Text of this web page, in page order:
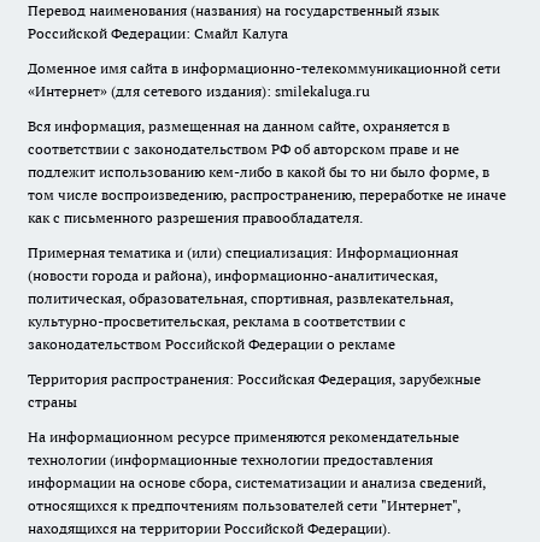
Перевод наименования (названия) на государственный язык
Российской Федерации: Смайл Калуга
Доменное имя сайта в информационно-телекоммуникационной сети
«Интернет» (для сетевого издания): smilekaluga.ru
Вся информация, размещенная на данном сайте, охраняется в
соответствии с законодательством РФ об авторском праве и не
подлежит использованию кем-либо в какой бы то ни было форме, в
том числе воспроизведению, распространению, переработке не иначе
как с письменного разрешения правообладателя.
Примерная тематика и (или) специализация: Информационная
(новости города и района), информационно-аналитическая,
политическая, образовательная, спортивная, развлекательная,
культурно-просветительская, реклама в соответствии с
законодательством Российской Федерации о рекламе
Территория распространения: Российская Федерация, зарубежные
страны
На информационном ресурсе применяются рекомендательные
технологии (информационные технологии предоставления
информации на основе сбора, систематизации и анализа сведений,
относящихся к предпочтениям пользователей сети "Интернет",
находящихся на территории Российской Федерации).